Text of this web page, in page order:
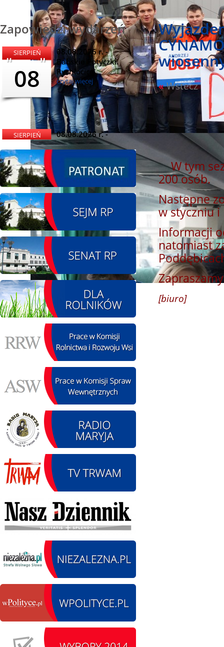
Zapowiedzi wydarzeń
SIERPIEŃ
08
08.08.2026 r. -
Babskie Potyczki.
Rychłocice
czytaj więcej
SIERPIEŃ
08
08.08.2026 r. -
Dożynki i
SIERPIEŃ
08
08.08.2026 r. - Piknik
integracyjny. Krępa
60 u Sołtysa
SIERPIEŃ
09
09.08.2026 r. -
Jubileusz OSP. Żerniki
czytaj więcej
SIERPIEŃ
11
11.08.2026 r. -
Popisanie unowy z
firmą Boenig. Łódź
czytaj więcej
SIERPIEŃ
12
Oddanie drogi.
czytaj więcej
13
Pojazdów
zabytkowych. Wieluń
Ożarów
czytaj więcej
14.08.2026 r. - Dzień
«Wstecz
W tym
200 osób.
Następne
w styczniu i
Informacji
natomiast
[biuro]